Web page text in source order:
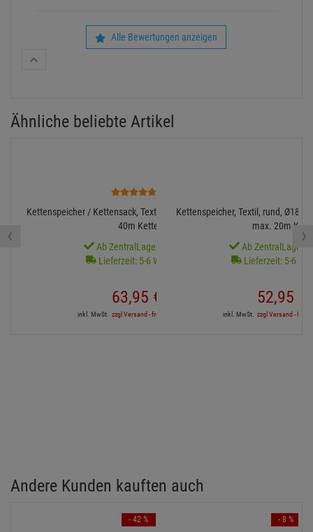
Alle Bewertungen anzeigen
Ähnliche beliebte Artikel
Kettenspeicher / Kettensack, Textil, rund, 245x340mm, für
40m Kette
Ab ZentralLager lieferbar
Lieferzeit: 5-6 Werktage
63,95 €
inkl. MwSt. zzgl Versand - frei ab 90,-€ in DE
Kettenspeicher, Textil, rund,
max. 20m
Ab ZentralLager
Lieferzeit: 5-6
52,95
inkl. MwSt. zzgl Versand - frei
‹ ›
Andere Kunden kauften auch
- 42 % - 8 %